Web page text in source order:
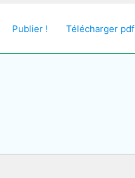
Publier ! Télécharger pdf